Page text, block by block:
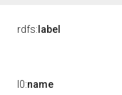
rdfs: label
l0:name